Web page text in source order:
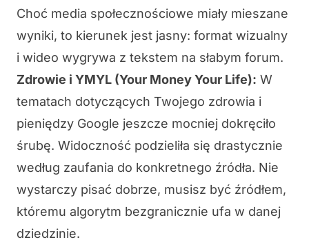
Choć media społecznościowe miały mieszane
wyniki, to kierunek jest jasny: format wizualny
i wideo wygrywa z tekstem na słabym forum.
Zdrowie i YMYL (Your Money Your Life): W
tematach dotyczących Twojego zdrowia i
pieniędzy Google jeszcze mocniej dokręciło
śrubę. Widoczność podzieliła się drastycznie
według zaufania do konkretnego źródła. Nie
wystarczy pisać dobrze, musisz być źródłem,
któremu algorytm bezgranicznie ufa w danej
dziedzinie.